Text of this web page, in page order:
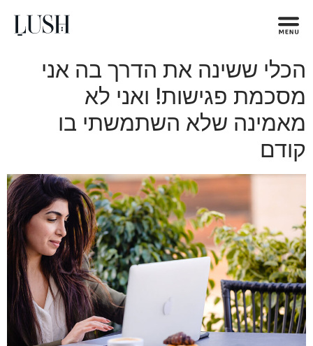
הכלי ששינה את הדרך בה אני
מסכמת פגישות! ואני לא
מאמינה שלא השתמשתי בו
קודם